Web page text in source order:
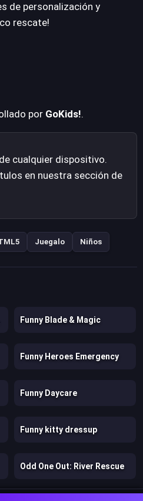
de personalización y
rescate!
por GoKids!.
cualquier dispositivo.
en nuestra sección de
Juegalo Niños
Funny Blade & Magic
Funny Heroes Emergency
Funny Daycare
Funny kitty dressup
Odd One Out: River Rescue